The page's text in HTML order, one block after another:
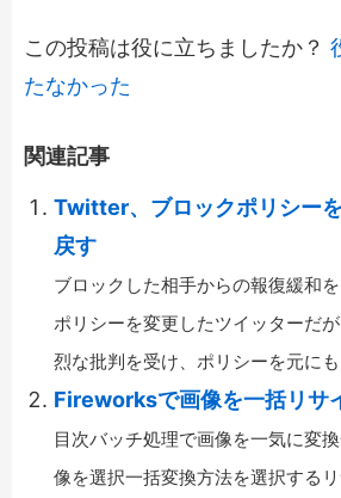
この投稿は役に立ちましたか？
たなかった
関連記事
Twitter、ブロックポリシー
戻す
ブロックした相手からの報復緩和
ポリシーを変更したツイッターだ
烈な批判を受け、ポリシーを元に
Fireworksで画像を一括リサ
目次バッチ処理で画像を一気に変
像を選択一括変換方法を選択する